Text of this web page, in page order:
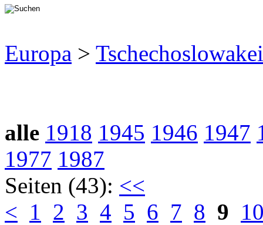
Europa > Tschechoslowakei
alle 1918 1945 1946 1947
1977 1987
Seiten (43): <<
< 1 2 3 4 5 6 7 8 9